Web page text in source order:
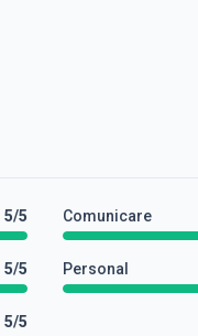
5/5 Comunicare
5/5 Personal
5/5